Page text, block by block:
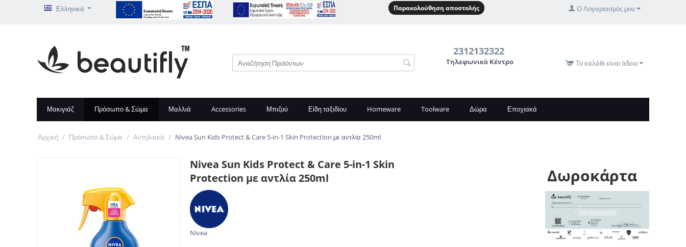
Ελληνικά Παρακολούθηση αποστολής Ο Λογαριασμός μου
2312132322
Τηλεφωνικό Κέντρο Το καλάθι είναι άδειο
Μακιγιάζ Πρόσωπο & Σώμα Μαλλιά Accessories Μπιζού Είδη ταξιδίου Homeware Toolware Δώρα Εποχιακά
Αρχική / Πρόσωπο & Σώμα / Αντηλιακά / Nivea Sun Kids Protect & Care 5-in-1 Skin Protection με αντλία 250ml
Nivea Sun Kids Protect & Care 5-in-1 Skin
Protection με αντλία 250ml
Nivea
Δωροκάρτα